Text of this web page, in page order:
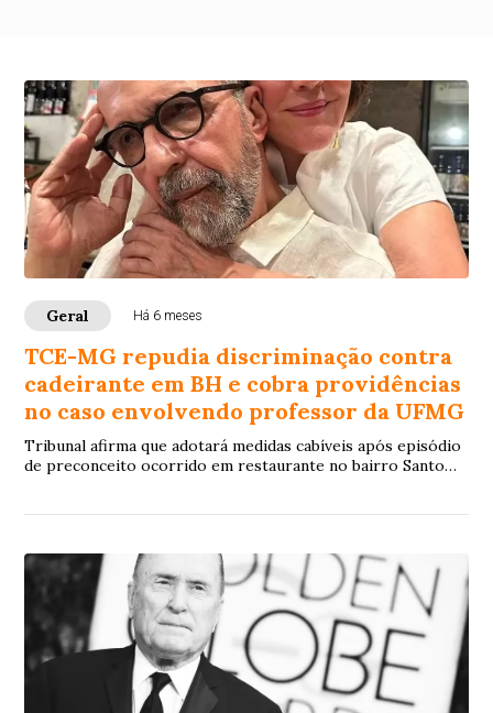
Geral Há 6 meses
TCE-MG repudia discriminação contra
cadeirante em BH e cobra providências
no caso envolvendo professor da UFMG
Tribunal afirma que adotará medidas cabíveis após episódio
de preconceito ocorrido em restaurante no bairro Santo